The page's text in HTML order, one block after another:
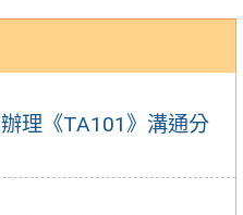
理《TA101》溝通分